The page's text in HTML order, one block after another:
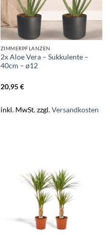
ZIMMERPFLANZEN
2x Aloe Vera – Sukkulente –
40cm – ø12
20,95€
inkl. MwSt.zzgl.Versandkosten